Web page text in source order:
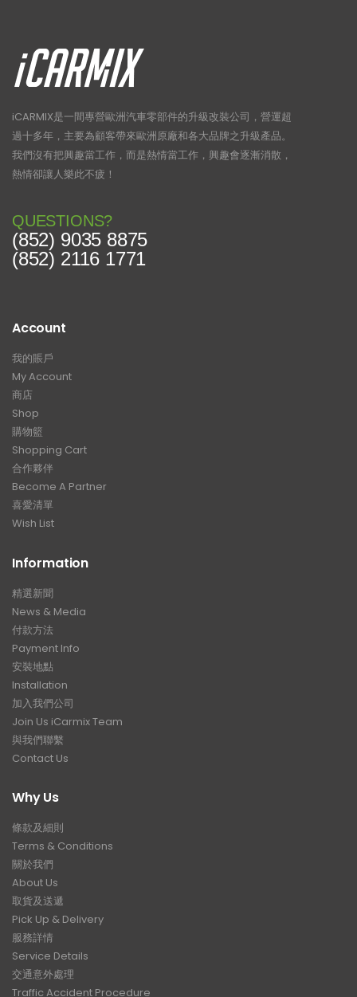
iCARMIX是一間專營歐洲汽車零部件的升級改裝公司，營運超
過十多年，主要為顧客帶來歐洲原廠和各大品牌之升級產品。
我們沒有把興趣當工作，而是熱情當工作，興趣會逐漸消散，
熱情卻讓人樂此不疲！
QUESTIONS?
(852) 9035 8875
(852) 2116 1771
Account
我的賬戶
My Account
商店
Shop
購物籃
Shopping Cart
合作夥伴
Become A Partner
喜愛清單
Wish List
Information
精選新聞
News & Media
付款方法
Payment Info
安裝地點
Installation
加入我們公司
Join Us iCarmix Team
與我們聯繫
Contact Us
Why Us
條款及細則
Terms & Conditions
關於我們
About Us
取貨及送遞
Pick Up & Delivery
服務詳情
Service Details
交通意外處理
Traffic Accident Procedure